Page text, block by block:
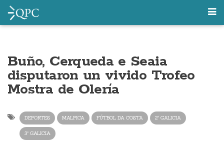
Buño, Cerqueda e Seaia
disputaron un vivido Trofeo
Mostra de Olería
DEPORTES MALPICA FÚTBOL DA COSTA 2ª GALICIA
3ª GALICIA